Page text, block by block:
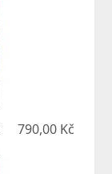
790,00 Kč